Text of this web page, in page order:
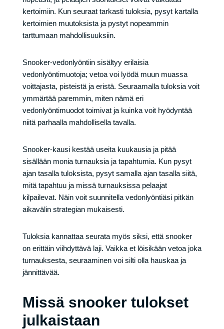
kertoimiin. Kun seuraat tarkasti tuloksia, pysyt kartalla
kertoimien muutoksista ja pystyt nopeammin
tarttumaan mahdollisuuksiin.
Snooker-vedonlyöntiin sisältyy erilaisia
vedonlyöntimuotoja; vetoa voi lyödä muun muassa
voittajasta, pisteistä ja eristä. Seuraamalla tuloksia voit
ymmärtää paremmin, miten nämä eri
vedonlyöntimuodot toimivat ja kuinka voit hyödyntää
niitä parhaalla mahdollisella tavalla.
Snooker-kausi kestää useita kuukausia ja pitää
sisällään monia turnauksia ja tapahtumia. Kun pysyt
ajan tasalla tuloksista, pysyt samalla ajan tasalla siitä,
mitä tapahtuu ja missä turnauksissa pelaajat
kilpailevat. Näin voit suunnitella vedonlyöntiäsi pitkän
aikavälin strategian mukaisesti.
Tuloksia kannattaa seurata myös siksi, että snooker
on erittäin viihdyttävä laji. Vaikka et löisikään vetoa joka
turnauksesta, seuraaminen voi silti olla hauskaa ja
jännittävää.
Missä snooker tulokset
julkaistaan